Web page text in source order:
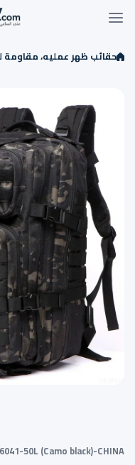
Skip to content
حقائب ظهر عمليه، مقاومة
50L (Camo black)-CHINA